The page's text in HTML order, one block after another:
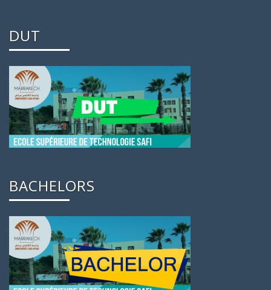
DUT
BACHELORS